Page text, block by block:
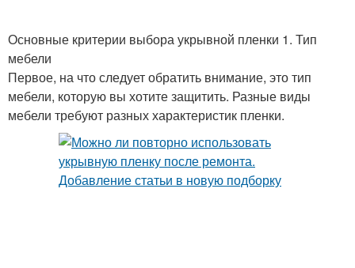
Основные критерии выбора укрывной пленки 1. Тип
мебели
Первое, на что следует обратить внимание, это тип
мебели, которую вы хотите защитить. Разные виды
мебели требуют разных характеристик пленки.